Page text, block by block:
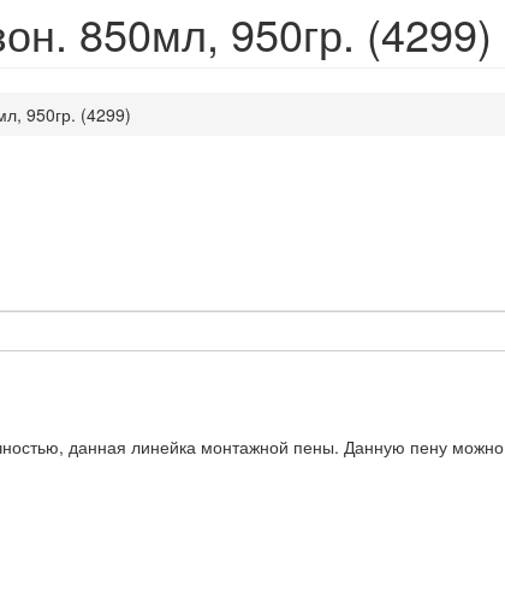
850мл, 950гр. (4299)
950гр. (4299)
данная линейка монтажной пены. Данную пену можно